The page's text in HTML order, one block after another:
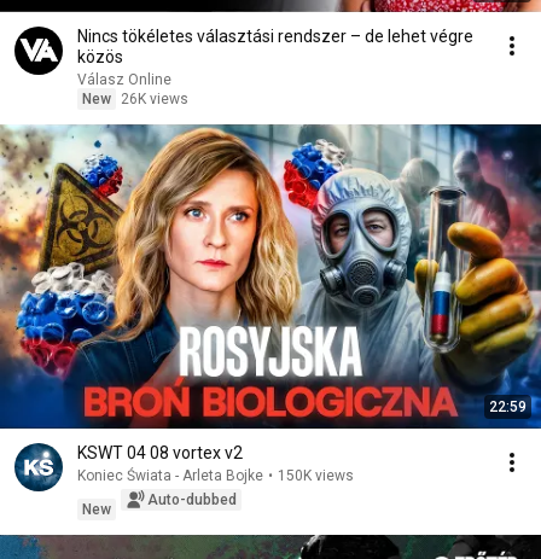
Nincs tökéletes választási rendszer – de lehet végre
közös
Válasz Online
New
26K views
22:59
KSWT 04 08 vortex v2
Koniec Świata - Arleta Bojke • 150K views
New
Auto-dubbed